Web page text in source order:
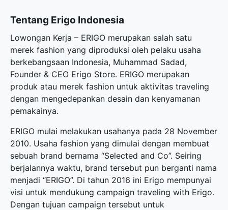
Tentang Erigo Indonesia
Lowongan Kerja – ERIGO merupakan salah satu
merek fashion yang diproduksi oleh pelaku usaha
berkebangsaan Indonesia, Muhammad Sadad,
Founder & CEO Erigo Store. ERIGO merupakan
produk atau merek fashion untuk aktivitas traveling
dengan mengedepankan desain dan kenyamanan
pemakainya.
ERIGO mulai melakukan usahanya pada 28 November
2010. Usaha fashion yang dimulai dengan membuat
sebuah brand bernama “Selected and Co”. Seiring
berjalannya waktu, brand tersebut pun berganti nama
menjadi “ERIGO”. Di tahun 2016 ini Erigo mempunyai
visi untuk mendukung campaign traveling with Erigo.
Dengan tujuan campaign tersebut untuk